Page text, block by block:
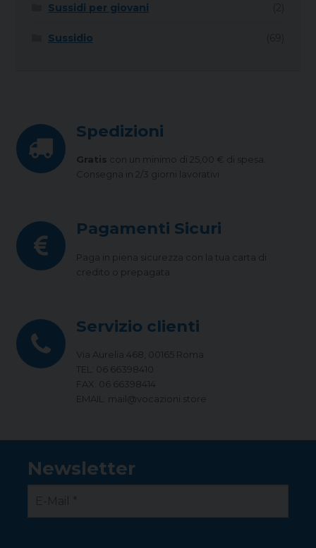
Sussidi per giovani
Sussidio
Spedizioni
Gratis con un minimo di 25,00 € di spesa.
Consegna in 2/3 giorni lavorativi
Pagamenti Sicuri
Paga in piena sicurezza con la tua carta di
credito o prepagata
Servizio clienti
Via Aurelia 468, 00165 Roma
TEL: 06 66398410
FAX: 06 66398414
EMAIL: mail@vocazioni.store
Newsletter